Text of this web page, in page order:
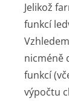
Jelikož
funkcí
nicméně
funkcí
výpočtu